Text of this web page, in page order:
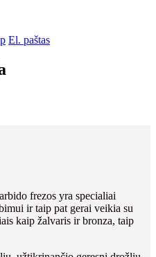
El. paštas
frezos yra specialiai
ir taip pat gerai veikia su
kaip žalvaris ir bronza, taip